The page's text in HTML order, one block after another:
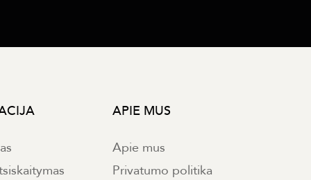
APIE MUS
Apie mus
Privatumo politika